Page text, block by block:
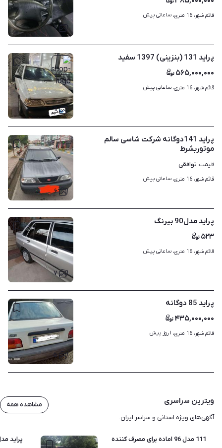
۷
قائم شهر، 16 متری، ساعاتی پیش
۱۱
پراید 131 (بنزینی) 1397 سفید
۵۶۵,۰۰۰,۰۰۰
قائم شهر، 16 متری، ساعاتی پیش
۶
پراید 141دوگانه شرکت شاسی سالم
موتوربشرط
قیمت توافقی
قائم شهر، 16 متری، ساعاتی پیش
۷
پراید مدل90 بیرنگ
۵۲۳
قائم شهر، 16 متری، ساعاتی پیش
۵
پراید 85 دوگانه
۴۳۵,۰۰۰,۰۰۰
قائم شهر، 16 متری، ۱ روز پیش
ویترین سراسری
آگهی‌های ویژه استانی و سراسر ایران.
مشاهده همه
111 مدل 96 اماده برای مصرف کننده پراید